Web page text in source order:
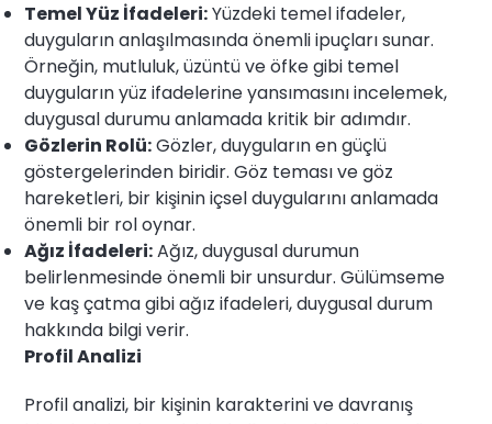
Temel Yüz İfadeleri:Yüzdeki temel ifadeler,
duyguların anlaşılmasında önemli ipuçları sunar.
Örneğin, mutluluk, üzüntü ve öfke gibi temel
duyguların yüz ifadelerine yansımasını incelemek,
duygusal durumu anlamada kritik bir adımdır.
Gözlerin Rolü:Gözler, duyguların en güçlü
göstergelerinden biridir. Göz teması ve göz
hareketleri, bir kişinin içsel duygularını anlamada
önemli bir rol oynar.
Ağız İfadeleri:Ağız, duygusal durumun
belirlenmesinde önemli bir unsurdur. Gülümseme
ve kaş çatma gibi ağız ifadeleri, duygusal durum
hakkında bilgi verir.
Profil Analizi
Profil analizi, bir kişinin karakterini ve davranış